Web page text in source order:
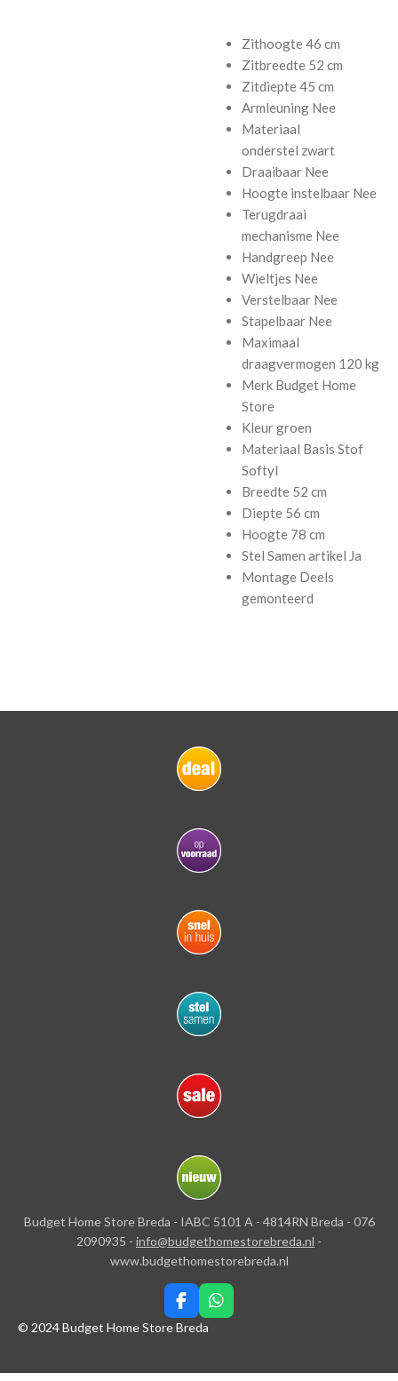
Zithoogte46 cm
Zitbreedte 52 cm
Zitdiepte45 cm
Armleuning Nee
Materiaal
onderstel zwart
Draaibaar Nee
Hoogte instelbaar Nee
Terugdraai
mechanisme Nee
Handgreep Nee
Wieltjes Nee
Verstelbaar Nee
Stapelbaar Nee
Maximaal
draagvermogen 120 kg
Merk Budget Home
Store
Kleurgroen
Materiaal Basis Stof
Softyl
Breedte 52 cm
Diepte 56 cm
Hoogte 78 cm
Stel Samen artikel Ja
Montage Deels
gemonteerd
Budget Home Store Breda - IABC 5101 A - 4814RN Breda - 076
2090935 - info@budgethomestorebreda.nl -
www.budgethomestorebreda.nl
F
a
b
W
h
s
© 2024 Budget Home Store Breda